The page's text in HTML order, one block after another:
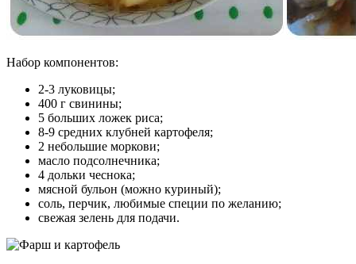
Набор компонентов:
2-3 луковицы;
400 г свинины;
5 больших ложек риса;
8-9 средних клубней картофеля;
2 небольшие моркови;
масло подсолнечника;
4 дольки чеснока;
мясной бульон (можно куриный);
соль, перчик, любимые специи по желанию;
свежая зелень для подачи.